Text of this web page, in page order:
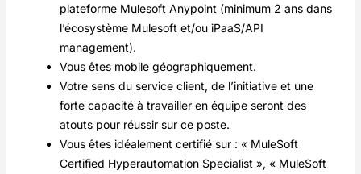
plateforme Mulesoft Anypoint (minimum 2 ans dans
l’écosystème Mulesoft et/ou iPaaS/API
management).
Vous êtes mobile géographiquement.
Votre sens du service client, de l’initiative et une
forte capacité à travailler en équipe seront des
atouts pour réussir sur ce poste.
Vous êtes idéalement certifié sur : « MuleSoft
Certified Hyperautomation Specialist », « MuleSoft